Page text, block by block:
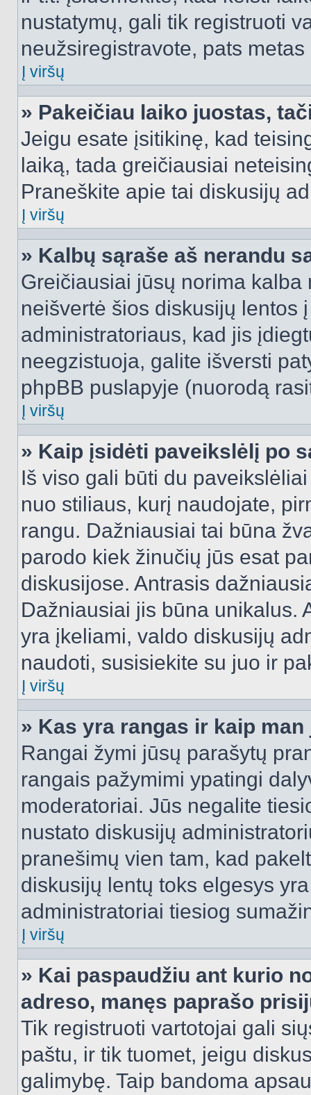
nustatymų, gali tik registruoti
neužsiregistravote, pats
Į viršų
» Pakeičiau laiko juostas,
Jeigu esate įsitikinę, kad
laiką, tada greičiausiai
Praneškite apie tai diskusijų
Į viršų
» Kalbų sąraše aš nerandu
Greičiausiai jūsų norima
neišvertė šios diskusijų lentos
administratoriaus, kad jis
neegzistuoja, galite išversti
phpBB puslapyje (nuorodą
Į viršų
» Kaip įsidėti paveikslėlį po
Iš viso gali būti du
nuo stiliaus, kurį naudojate,
rangu. Dažniausiai tai būna
parodo kiek žinučių jūs esat
diskusijose. Antrasis
Dažniausiai jis būna unikalus.
yra įkeliami, valdo diskusijų
naudoti, susisiekite su juo ir
Į viršų
» Kas yra rangas ir kaip
Rangai žymi jūsų parašytų
rangais pažymimi ypatingi
moderatoriai. Jūs negalite
nustato diskusijų
pranešimų vien tam, kad
diskusijų lentų toks elgesys
administratoriai tiesiog
Į viršų
» Kai paspaudžiu ant kurio
adreso, manęs paprašo
Tik registruoti vartotojai gali
paštu, ir tik tuomet, jeigu
galimybę. Taip bandoma